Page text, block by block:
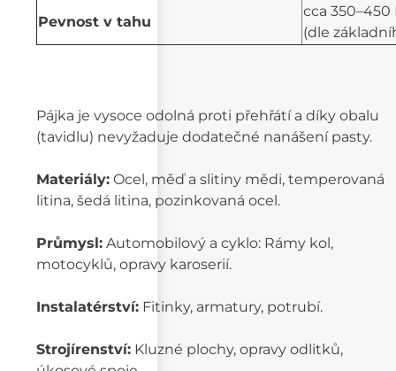
Pevnost v tahu
cca 350–450
(dle
Pájka je vysoce odolná proti přehřátí a díky obalu
(tavidlu) nevyžaduje dodatečné nanášení pasty.
Materiály: Ocel, měď a slitiny mědi, temperovaná
litina, šedá litina, pozinkovaná ocel.
Průmysl: Automobilový a cyklo: Rámy kol,
motocyklů, opravy karoserií.
Instalatérství: Fitinky, armatury, potrubí.
Strojírenství: Kluzné plochy, opravy odlitků,